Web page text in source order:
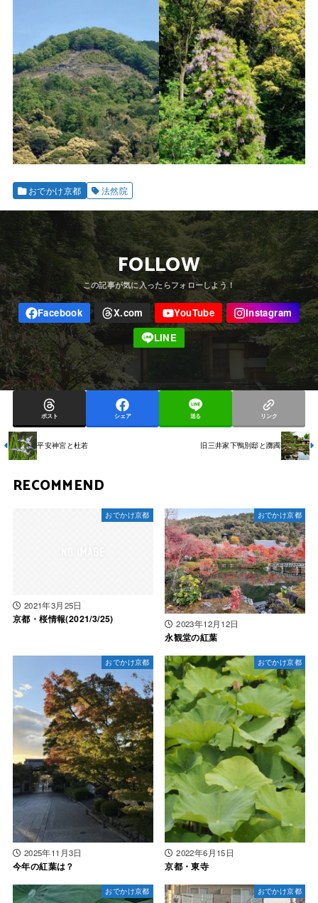
おでかけ京都 法然院
FOLLOW
ポスト シェア 送る リンク
平安神宮と杜若 旧三井家下鴨別邸と躑躅
RECOMMEND
おでかけ京都
2021年3月25日
京都・桜情報(2021/3/25)
おでかけ京都
2023年12月12日
永観堂の紅葉
おでかけ京都
2025年11月3日
今年の紅葉は？
おでかけ京都
2022年6月15日
京都・東寺
おでかけ京都 おでかけ京都